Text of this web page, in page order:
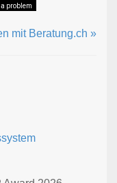
a problem
mit Beratung.ch »